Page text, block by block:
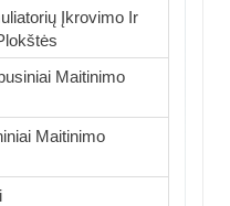
Įkrovimo Ir
Maitinimo
Maitinimo